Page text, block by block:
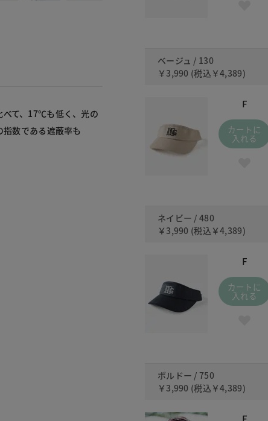
べて、17℃も低く、光の
数である遮蔽率も
ベージュ / 130
￥3,990 (税込 ￥4,389)
F
カートに
入れる
ネイビー / 480
￥3,990 (税込 ￥4,389)
F
カートに
入れる
ボルドー / 750
￥3,990 (税込 ￥4,389)
F